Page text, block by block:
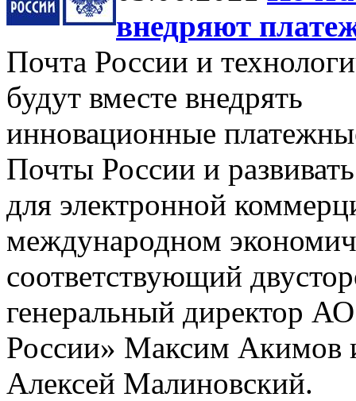
внедряют
Почта России и
будут вместе внедрять
инновационные
Почты России и
для электронной
международном
соответствующий
генеральный директор
России» Максим Акимов
Алексей Малиновский.